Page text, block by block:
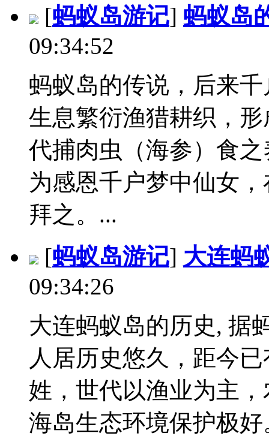
[蚂蚁岛游记] 蚂蚁岛
09:34:52
蚂蚁岛的传说，后来
生息繁衍渔猎耕织，
代捕肉虫（海参）食
为感恩千户梦中仙女
拜之。...
[蚂蚁岛游记] 大连蚂
09:34:26
大连蚂蚁岛的历史, 据
人居历史悠久，距今
姓，世代以渔业为主
海岛生态环境保护极好